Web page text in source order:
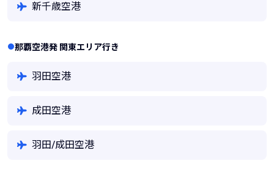
新千歳空港
那覇空港発 関東エリア行き
羽田空港
成田空港
羽田/成田空港